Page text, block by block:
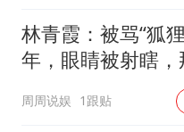
奋
林青霞：被骂“狐
年，眼睛被射瞎，
人只问了一句“谁
钱？”
周周说娱 1跟贴